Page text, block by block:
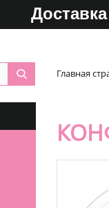
Доставка
Главная